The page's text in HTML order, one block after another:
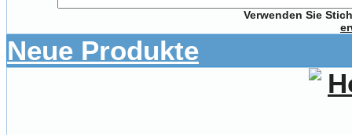
Verwenden Sie
Neue Produkte